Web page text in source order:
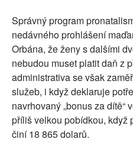
Správný program
nedávného prohlášení
Orbána, že ženy s dalšími
nebudou muset platit daň z
administrativa se však
služeb, i když deklaruje
navrhovaný „bonus za dítě“
příliš velkou pobídkou, když
činí 18 865 dolarů.